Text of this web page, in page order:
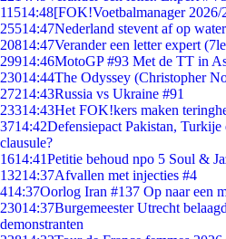
11514:48[FOK!Voetbalmanager
25514:47Nederland stevent af op
20814:47Verander een letter expert
29914:46MotoGP #93 Met de TT in
23014:44The Odyssey (Christopher
27214:43Russia vs Ukraine #91
23314:43Het FOK!kers maken
3714:42Defensiepact Pakistan,
clausule?
1614:41Petitie behoud npo 5 Soul &
13214:37Afvallen met injecties #4
414:37Oorlog Iran #137 Op naar een
23014:37Burgemeester Utrecht
demonstranten